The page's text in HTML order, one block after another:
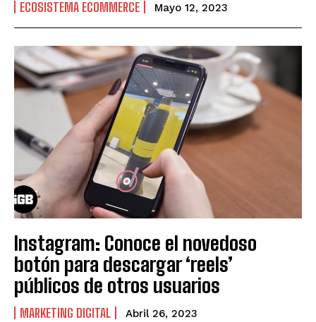
ECOSISTEMA ECOMMERCE Mayo 12, 2023
Instagram: Conoce el novedoso
botón para descargar ‘reels’
públicos de otros usuarios
MARKETING DIGITAL Abril 26, 2023